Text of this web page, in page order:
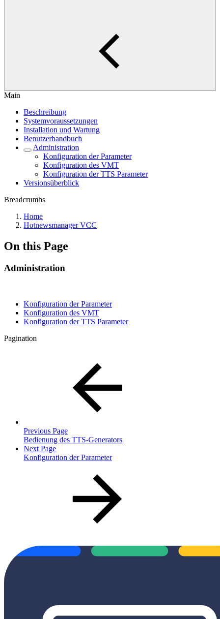
Main
Beschreibung
Systemvoraussetzungen
Installation und Wartung
Benutzerhandbuch
Administration
Konfiguration der Parameter
Konfiguration des VMT
Konfiguration der TTS Parameter
Versionsüberblick
Breadcrumbs
Home
Hotnewsmanager VCC
On this Page
Administration
Konfiguration der Parameter
Konfiguration des VMT
Konfiguration der TTS Parameter
Pagination
Previous Page
Bedienung des TTS-Generators
Next Page
Konfiguration der Parameter